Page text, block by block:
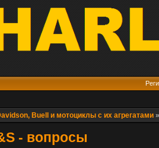
Buell и мотоциклы с их агрегатами
- вопросы